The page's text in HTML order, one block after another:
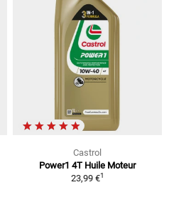
Castrol
Power1 4T Huile Moteur
23,99 €1